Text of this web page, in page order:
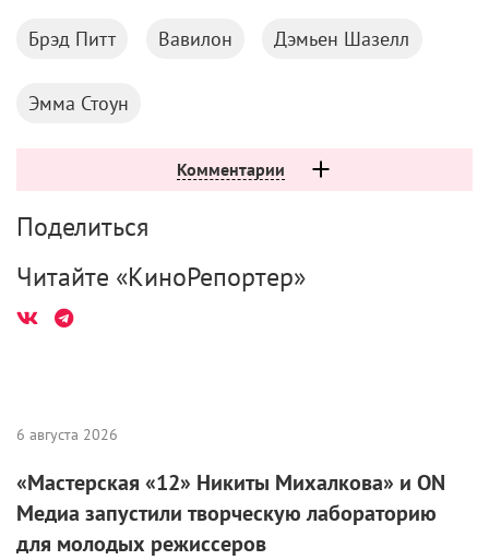
Брэд Питт Вавилон Дэмьен Шазелл
Эмма Стоун
Комментарии
Поделиться
Читайте «КиноРепортер»
6 августа 2026
«Мастерская «12» Никиты Михалкова» и ON
Медиа запустили творческую лабораторию
для молодых режиссеров